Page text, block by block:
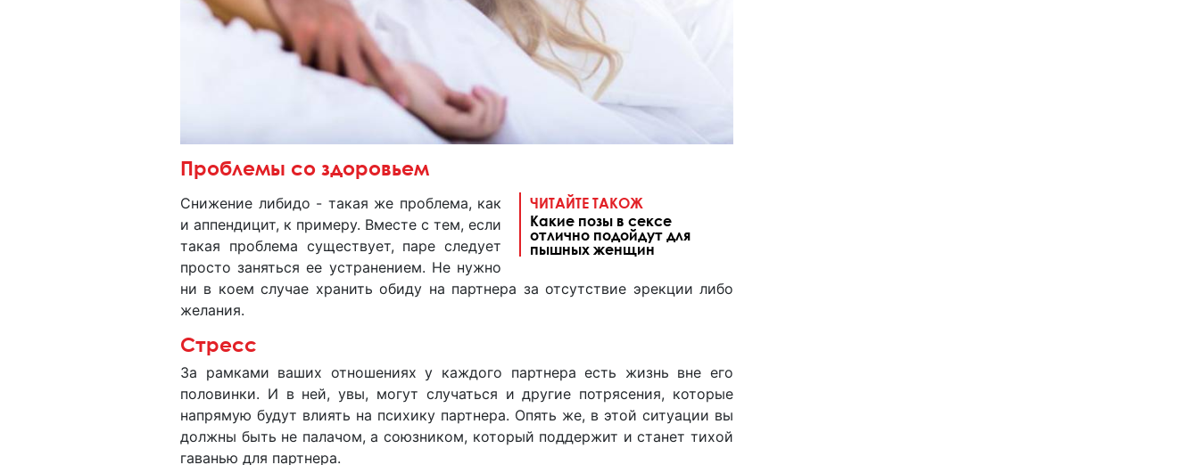
Проблемы со здоровьем
ЧИТАЙТЕ ТАКОЖ
Какие позы в сексе
отлично подойдут для
пышных женщин
Снижение либидо - такая же проблема, как
и аппендицит, к примеру. Вместе с тем, если
такая проблема существует, паре следует
просто заняться ее устранением. Не нужно
ни в коем случае хранить обиду на партнера за отсутствие эрекции либо
желания.
Стресс
За рамками ваших отношениях у каждого партнера есть жизнь вне его
половинки. И в ней, увы, могут случаться и другие потрясения, которые
напрямую будут влиять на психику партнера. Опять же, в этой ситуации вы
должны быть не палачом, а союзником, который поддержит и станет тихой
гаванью для партнера.